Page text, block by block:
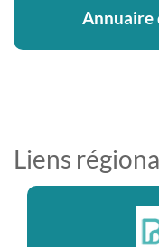
Annuaire
Liens